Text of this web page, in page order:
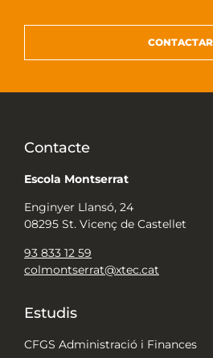
CONTACTAR
Contacte
Escola Montserrat
Enginyer Llansó, 24
08295 St. Vicenç de Castellet
93 833 12 59
colmontserrat@xtec.cat
Estudis
CFGS Administració i Finances